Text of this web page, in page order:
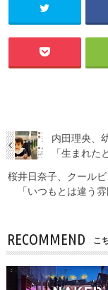
内田理央、
「生まれた
桜井日奈子、クール
「いつもとは違う
RECOMMEND こ